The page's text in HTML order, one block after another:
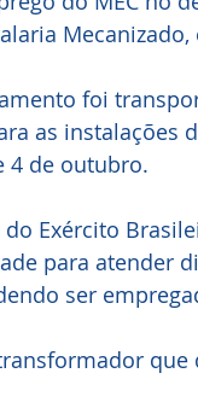
foi
as instalações
4 de outubro.
Exército
para atender
ser